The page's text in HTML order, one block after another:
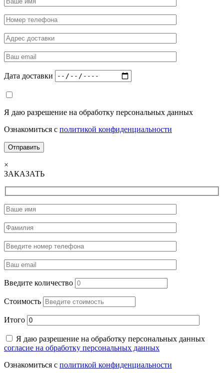
Дата доставки
Я даю разрешение на обработку персональных данных
Ознакомиться с политикой конфиденциальности
×
ЗАКАЗАТЬ
Введите количество
Стоимость
Итого
Я даю разрешение на обработку персональных данных
согласие на обработку персональных данных
Ознакомиться с политикой конфиденциальности